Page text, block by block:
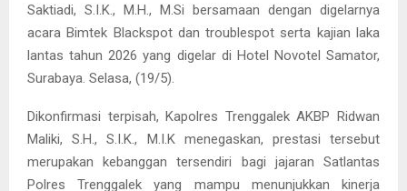
Saktiadi, S.I.K., M.H., M.Si bersamaan dengan digelarnya
acara Bimtek Blackspot dan troublespot serta kajian laka
lantas tahun 2026 yang digelar di Hotel Novotel Samator,
Surabaya. Selasa, (19/5).
Dikonfirmasi terpisah, Kapolres Trenggalek AKBP Ridwan
Maliki, S.H., S.I.K., M.I.K menegaskan, prestasi tersebut
merupakan kebanggan tersendiri bagi jajaran Satlantas
Polres Trenggalek yang mampu menunjukkan kinerja